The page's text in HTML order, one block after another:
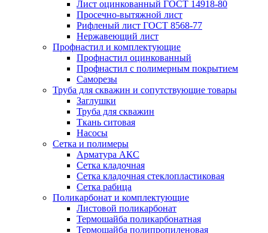
Лист оцинкованный ГОСТ 14918-80
Просечно-вытяжной лист
Рифленый лист ГОСТ 8568-77
Нержавеющий лист
Профнастил и комплектующие
Профнастил оцинкованный
Профнастил с полимерным покрытием
Саморезы
Труба для скважин и сопутствующие товары
Заглушки
Труба для скважин
Ткань ситовая
Насосы
Сетка и полимеры
Арматура АКС
Сетка кладочная
Сетка кладочная стеклопластиковая
Сетка рабица
Поликарбонат и комплектующие
Листовой поликарбонат
Термошайба поликарбонатная
Термошайба полипропиленовая